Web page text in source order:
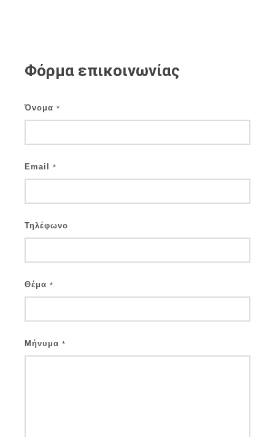
Φόρμα επικοινωνίας
Όνομα *
Email *
Τηλέφωνο
Θέμα *
Μήνυμα *